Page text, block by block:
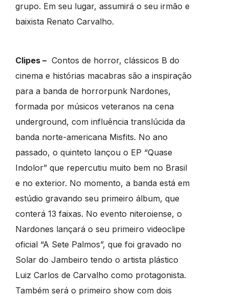
grupo. Em seu lugar, assumirá o seu irmão e
baixista Renato Carvalho.
Clipes –Contos de horror, clássicos B do
cinema e histórias macabras são a inspiração
para a banda de horrorpunk Nardones,
formada por músicos veteranos na cena
underground, com influência translúcida da
banda norte-americana Misfits. No ano
passado, o quinteto lançou o EP “Quase
Indolor” que repercutiu muito bem no Brasil
e no exterior. No momento, a banda está em
estúdio gravando seu primeiro álbum, que
conterá 13 faixas. No evento niteroiense, o
Nardones lançará o seu primeiro videoclipe
oficial “A Sete Palmos”, que foi gravado no
Solar do Jambeiro tendo o artista plástico
Luiz Carlos de Carvalho como protagonista.
Também será o primeiro show com dois